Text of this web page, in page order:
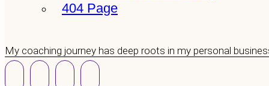
404 Page
My coaching journey has deep roots in my personal